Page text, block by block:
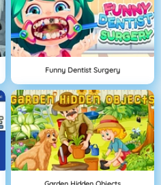
Funny Dentist Surgery